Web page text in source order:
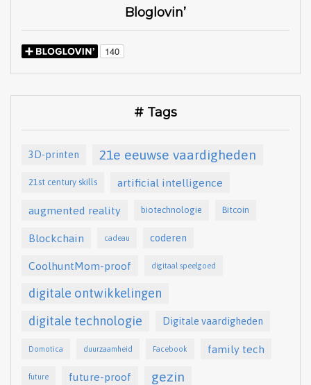
Bloglovin’
# Tags
3D-printen 21e eeuwse vaardigheden
21st century skills artificial intelligence
augmented reality biotechnologie Bitcoin
Blockchain cadeau coderen
CoolhuntMom-proof digitaal speelgoed
digitale ontwikkelingen
digitale technologie
Digitale vaardigheden
Domotica duurzaamheid Facebook family tech
future future-proof gezin